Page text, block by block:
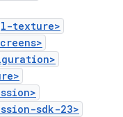
texture>
sdk-23>